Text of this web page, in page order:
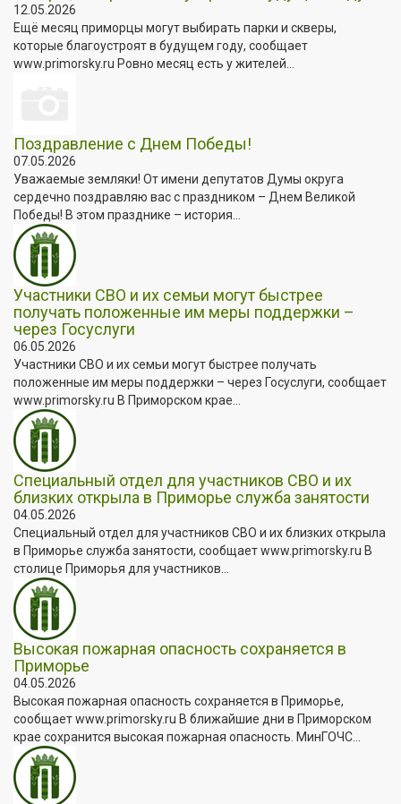
12.05.2026
Ещё месяц приморцы могут выбирать парки и скверы,
которые благоустроят в будущем году, сообщает
www.primorsky.ru Ровно месяц есть у жителей...
Поздравление с Днем Победы!
07.05.2026
Уважаемые земляки! От имени депутатов Думы округа
сердечно поздравляю вас с праздником – Днем Великой
Победы! В этом празднике – история...
Участники СВО и их семьи могут быстрее
получать положенные им меры поддержки –
через Госуслуги
06.05.2026
Участники СВО и их семьи могут быстрее получать
положенные им меры поддержки – через Госуслуги, сообщает
www.primorsky.ru В Приморском крае...
Специальный отдел для участников СВО и их
близких открыла в Приморье служба занятости
04.05.2026
Специальный отдел для участников СВО и их близких открыла
в Приморье служба занятости, сообщает www.primorsky.ru В
столице Приморья для участников...
Высокая пожарная опасность сохраняется в
Приморье
04.05.2026
Высокая пожарная опасность сохраняется в Приморье,
сообщает www.primorsky.ru В ближайшие дни в Приморском
крае сохранится высокая пожарная опасность. МинГОЧС...